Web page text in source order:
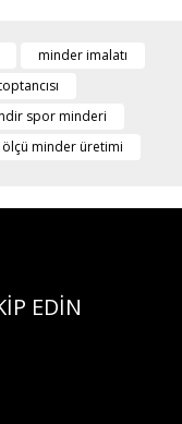
minder imalatı
spor minderi
ölçü minder üretimi
EDİN